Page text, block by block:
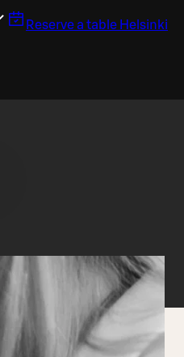
Reserve a table Helsinki